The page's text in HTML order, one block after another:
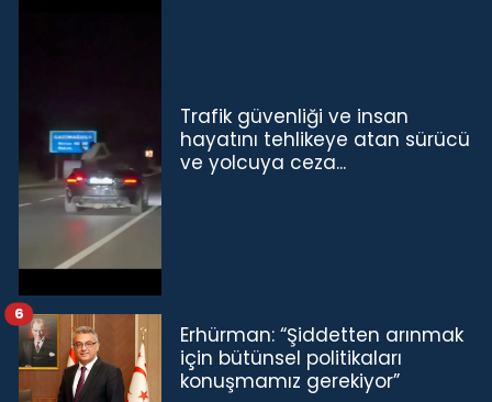
Trafik güvenliği ve insan
hayatını tehlikeye atan sürücü
ve yolcuya ceza...
Erhürman: “Şiddetten arınmak
için bütünsel politikaları
konuşmamız gerekiyor”
6